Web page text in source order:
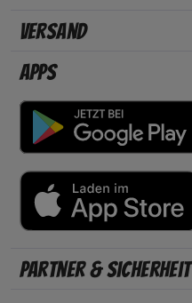
Versand
Apps
Partner & Sicherheit